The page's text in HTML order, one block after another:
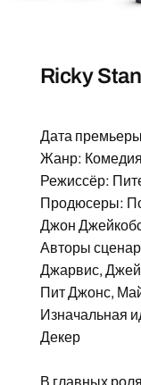
Ricky
Дата
Жанр: Комедия
Режиссёр:
Продюсеры:
Джон
Авторы
Джарвис,
Пит Джонс,
Изначальная
Декер
В главных